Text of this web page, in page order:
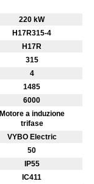
220 kW
H17R315-4
H17R
315
4
1485
6000
Motore a induzione
trifase
VYBO Electric
50
IP55
IC411